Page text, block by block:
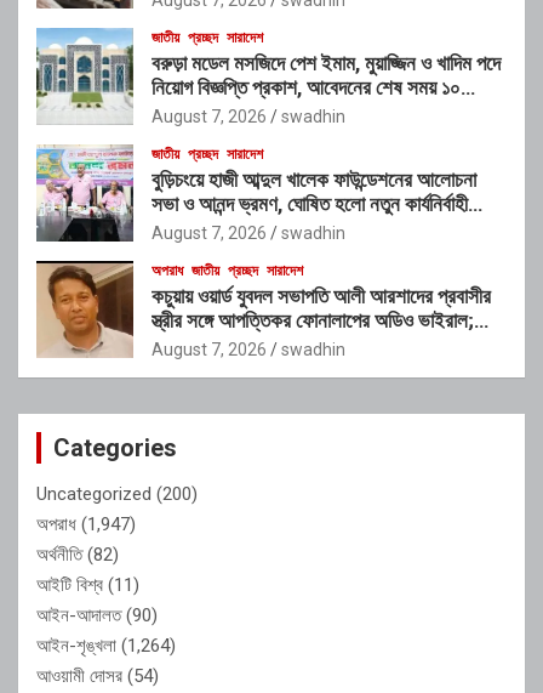
জাতীয় প্রচ্ছদ সারাদেশ
বরুড়া মডেল মসজিদে পেশ ইমাম, মুয়াজ্জিন ও খাদিম পদে
নিয়োগ বিজ্ঞপ্তি প্রকাশ, আবেদনের শেষ সময় ১০
আগস্ট
August 7, 2026 swadhin
জাতীয় প্রচ্ছদ সারাদেশ
বুড়িচংয়ে হাজী আব্দুল খালেক ফাউন্ডেশনের আলোচনা
সভা ও আনন্দ ভ্রমণ, ঘোষিত হলো নতুন কার্যনির্বাহী
কমিটি
August 7, 2026 swadhin
অপরাধ জাতীয় প্রচ্ছদ সারাদেশ
কচুয়ায় ওয়ার্ড যুবদল সভাপতি আলী আরশাদের প্রবাসীর
স্ত্রীর সঙ্গে আপত্তিকর ফোনালাপের অডিও ভাইরাল;
শাস্তির দাবি এলাকাবাসীর
August 7, 2026 swadhin
Categories
Uncategorized (200)
অপরাধ (1,947)
অর্থনীতি(82)
আইটি বিশ্ব (11)
আইন-আদালত(90)
আইন-শৃঙ্খলা (1,264)
আওয়ামী দোসর (54)